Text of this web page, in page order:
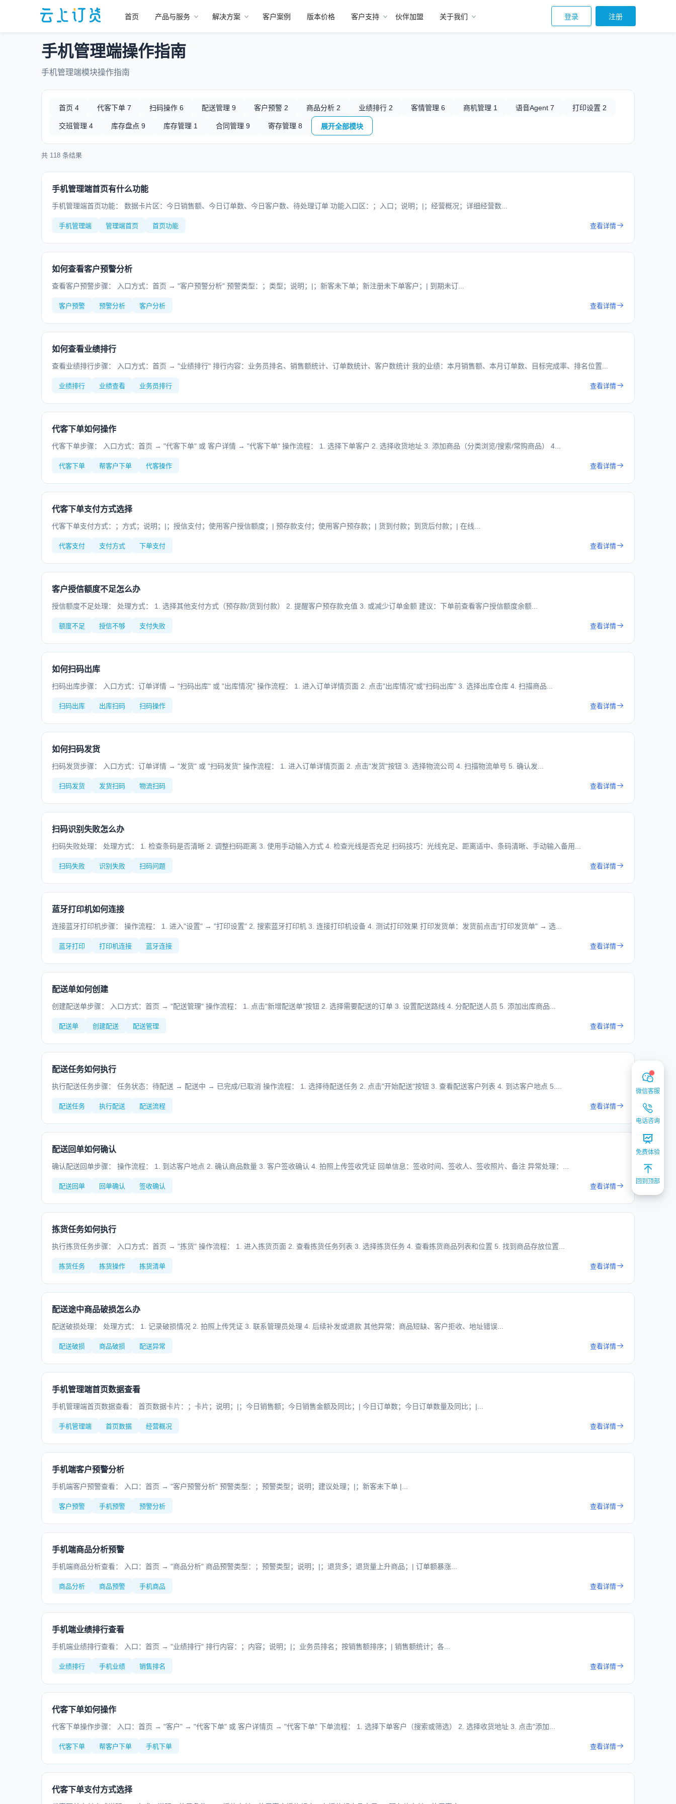
首页 产品与服务 解决方案 客户案例 版本价格 客户支持 伙伴加盟 关于我们 登录 注册
首页 /帮助中心 手机管理端
手机管理端操作指南
手机管理端模块操作指南
首页 4 代客下单 7 扫码操作 6 配送管理 9 客户预警 2 商品分析 2 业绩排行 2 客情管理 6 商机管理 1 语音Agent 7 打印设置 2
交班管理 4 库存盘点 9 库存管理 1 合同管理 9 寄存管理 8 展开全部模块
共 118 条结果
手机管理端首页有什么功能
手机管理端首页功能： 数据卡片区：今日销售额、今日订单数、今日客户数、待处理订单 功能入口区：；入口；说明；|；经营概况；详细经营数...
手机管理端 管理端首页 首页功能 查看详情
如何查看客户预警分析
查看客户预警步骤： 入口方式：首页 → "客户预警分析" 预警类型：；类型；说明；|；新客未下单；新注册未下单客户；| 到期未订...
客户预警 预警分析 客户分析 查看详情
如何查看业绩排行
查看业绩排行步骤： 入口方式：首页 → "业绩排行" 排行内容：业务员排名、销售额统计、订单数统计、客户数统计 我的业绩：本月销售额、本月订单数、目标完成率、排名位置...
业绩排行 业绩查看 业务员排行 查看详情
代客下单如何操作
代客下单步骤： 入口方式：首页 → "代客下单" 或 客户详情 → "代客下单" 操作流程： 1. 选择下单客户 2. 选择收货地址 3. 添加商品（分类浏览/搜索/常购商品） 4...
代客下单 帮客户下单 代客操作 查看详情
代客下单支付方式选择
代客下单支付方式：；方式；说明；|；授信支付；使用客户授信额度；| 预存款支付；使用客户预存款；| 货到付款；到货后付款；| 在线...
代客支付 支付方式 下单支付 查看详情
客户授信额度不足怎么办
授信额度不足处理： 处理方式： 1. 选择其他支付方式（预存款/货到付款） 2. 提醒客户预存款充值 3. 或减少订单金额 建议：下单前查看客户授信额度余额...
额度不足 授信不够 支付失败 查看详情
如何扫码出库
扫码出库步骤： 入口方式：订单详情 → "扫码出库" 或 "出库情况" 操作流程： 1. 进入订单详情页面 2. 点击"出库情况"或"扫码出库" 3. 选择出库仓库 4. 扫描商品...
扫码出库 出库扫码 扫码操作 查看详情
如何扫码发货
扫码发货步骤： 入口方式：订单详情 → "发货" 或 "扫码发货" 操作流程： 1. 进入订单详情页面 2. 点击"发货"按钮 3. 选择物流公司 4. 扫描物流单号 5. 确认发...
扫码发货 发货扫码 物流扫码 查看详情
扫码识别失败怎么办
扫码失败处理： 处理方式： 1. 检查条码是否清晰 2. 调整扫码距离 3. 使用手动输入方式 4. 检查光线是否充足 扫码技巧：光线充足、距离适中、条码清晰、手动输入备用...
扫码失败 识别失败 扫码问题 查看详情
蓝牙打印机如何连接
连接蓝牙打印机步骤： 操作流程： 1. 进入"设置" → "打印设置" 2. 搜索蓝牙打印机 3. 连接打印机设备 4. 测试打印效果 打印发货单：发货前点击"打印发货单" → 选...
蓝牙打印 打印机连接 蓝牙连接 查看详情
配送单如何创建
创建配送单步骤： 入口方式：首页 → "配送管理" 操作流程： 1. 点击"新增配送单"按钮 2. 选择需要配送的订单 3. 设置配送路线 4. 分配配送人员 5. 添加出库商品...
配送单 创建配送 配送管理 查看详情
配送任务如何执行
执行配送任务步骤： 任务状态：待配送 → 配送中 → 已完成/已取消 操作流程： 1. 选择待配送任务 2. 点击"开始配送"按钮 3. 查看配送客户列表 4. 到达客户地点 5....
配送任务 执行配送 配送流程 查看详情
配送回单如何确认
确认配送回单步骤： 操作流程： 1. 到达客户地点 2. 确认商品数量 3. 客户签收确认 4. 拍照上传签收凭证 回单信息：签收时间、签收人、签收照片、备注 异常处理：...
配送回单 回单确认 签收确认 查看详情
拣货任务如何执行
执行拣货任务步骤： 入口方式：首页 → "拣货" 操作流程： 1. 进入拣货页面 2. 查看拣货任务列表 3. 选择拣货任务 4. 查看拣货商品列表和位置 5. 找到商品存放位置...
拣货任务 拣货操作 拣货清单 查看详情
配送途中商品破损怎么办
配送破损处理： 处理方式： 1. 记录破损情况 2. 拍照上传凭证 3. 联系管理员处理 4. 后续补发或退款 其他异常：商品短缺、客户拒收、地址错误...
配送破损 商品破损 配送异常 查看详情
手机管理端首页数据查看
手机管理端首页数据查看： 首页数据卡片：；卡片；说明；|；今日销售额；今日销售金额及同比；| 今日订单数；今日订单数量及同比；|...
手机管理端 首页数据 经营概况 查看详情
手机端客户预警分析
手机端客户预警查看： 入口：首页 → "客户预警分析" 预警类型：；预警类型；说明；建议处理；|；新客未下单 |...
客户预警 手机预警 预警分析 查看详情
手机端商品分析预警
手机端商品分析查看： 入口：首页 → "商品分析" 商品预警类型：；预警类型；说明；|；退货多；退货量上升商品；| 订单额暴涨...
商品分析 商品预警 手机商品 查看详情
手机端业绩排行查看
手机端业绩排行查看： 入口：首页 → "业绩排行" 排行内容：；内容；说明；|；业务员排名；按销售额排序；| 销售额统计；各...
业绩排行 手机业绩 销售排名 查看详情
代客下单如何操作
代客下单操作步骤： 入口：首页 → "客户" → "代客下单" 或 客户详情页 → "代客下单" 下单流程： 1. 选择下单客户（搜索或筛选） 2. 选择收货地址 3. 点击"添加...
代客下单 帮客户下单 手机下单 查看详情
代客下单支付方式选择
微信客服
电话咨询
免费体验
回到顶部